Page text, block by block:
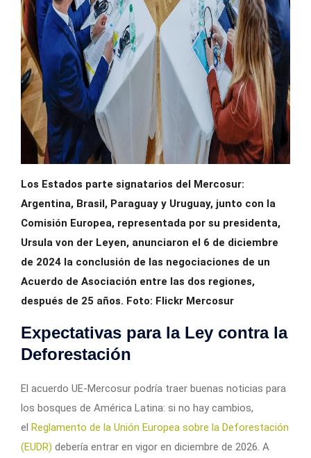
Los Estados parte signatarios del Mercosur:
Argentina, Brasil, Paraguay y Uruguay, junto con la
Comisión Europea, representada por su presidenta,
Ursula von der Leyen, anunciaron el 6 de diciembre
de 2024 la conclusión de las negociaciones de un
Acuerdo de Asociación entre las dos regiones,
después de 25 años. Foto: Flickr Mercosur
Expectativas para la Ley contra la
Deforestación
El acuerdo UE-Mercosur podría traer buenas noticias para
los bosques de América Latina: si no hay cambios,
el Reglamento de la Unión Europea sobre la Deforestación
(EUDR) debería entrar en vigor en diciembre de 2026. A